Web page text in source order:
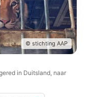
© stichting AAP
in Duitsland, naar